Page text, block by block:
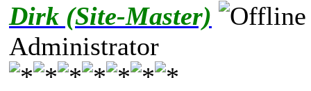
Dirk (Site-Master)
Administrator